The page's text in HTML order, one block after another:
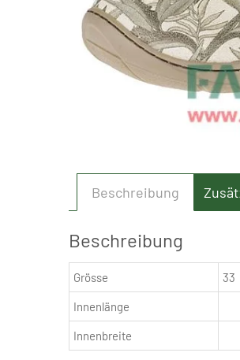
Beschreibung
Beschreibung
Grösse 33
Innenlänge
Innenbreite